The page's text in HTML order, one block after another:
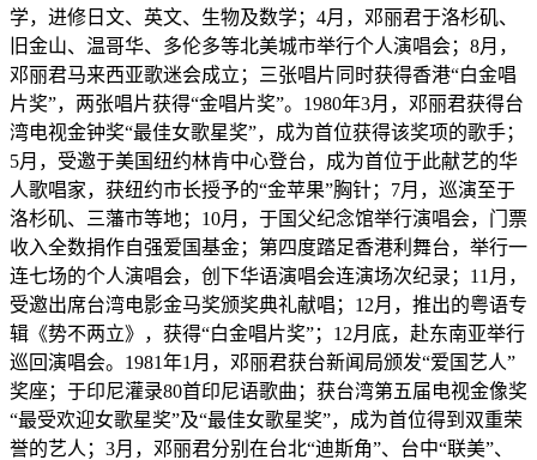
学，进修日文、英文、生物及数学；4月，邓丽君于洛杉矶、
旧金山、温哥华、多伦多等北美城市举行个人演唱会；8月，
邓丽君马来西亚歌迷会成立；三张唱片同时获得香港“白金唱
片奖”，两张唱片获得“金唱片奖”。1980年3月，邓丽君获得台
湾电视金钟奖“最佳女歌星奖”，成为首位获得该奖项的歌手；
5月，受邀于美国纽约林肯中心登台，成为首位于此献艺的华
人歌唱家，获纽约市长授予的“金苹果”胸针；7月，巡演至于
洛杉矶、三藩市等地；10月，于国父纪念馆举行演唱会，门票
收入全数捐作自强爱国基金；第四度踏足香港利舞台，举行一
连七场的个人演唱会，创下华语演唱会连演场次纪录；11月，
受邀出席台湾电影金马奖颁奖典礼献唱；12月，推出的粤语专
辑《势不两立》，获得“白金唱片奖”；12月底，赴东南亚举行
巡回演唱会。1981年1月，邓丽君获台新闻局颁发“爱国艺人”
奖座；于印尼灌录80首印尼语歌曲；获台湾第五届电视金像奖
“最受欢迎女歌星奖”及“最佳女歌星奖”，成为首位得到双重荣
誉的艺人；3月，邓丽君分别在台北“迪斯角”、台中“联美”、